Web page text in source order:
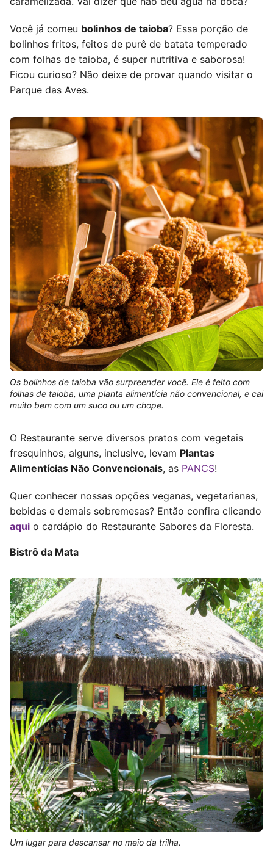
Você já comeu bolinhos de taioba? Essa porção de
bolinhos fritos, feitos de purê de batata temperado
com folhas de taioba, é super nutritiva e saborosa!
Ficou curioso? Não deixe de provar quando visitar o
Parque das Aves.
Os bolinhos de taioba vão surpreender você. Ele é feito com
folhas de taioba, uma planta alimentícia não convencional, e cai
muito bem com um suco ou um chope.
O Restaurante serve diversos pratos com vegetais
fresquinhos, alguns, inclusive, levam Plantas
Alimentícias Não Convencionais, as PANCS!
Quer conhecer nossas opções veganas, vegetarianas,
bebidas e demais sobremesas? Então confira clicando
aqui o cardápio do Restaurante Sabores da Floresta.
Bistrô da Mata
Um lugar para descansar no meio da trilha.